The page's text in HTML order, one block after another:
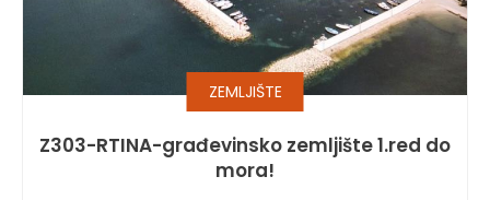
ZEMLJIŠTE
Z303-RTINA-građevinsko zemljište 1.red do
mora!